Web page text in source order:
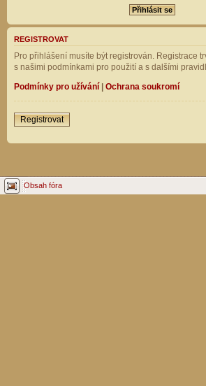
REGISTROVAT
Pro přihlášení musíte být registrován. Registrace
s našimi podmínkami pro použití a s dalšími
Podmínky pro užívání | Ochrana soukromí
Registrovat
Obsah fóra